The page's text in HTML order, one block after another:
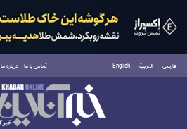
فارسی العربية English تماس با ما درباره ما
شنبه ۱۷ مرداد ۱۴۰۵